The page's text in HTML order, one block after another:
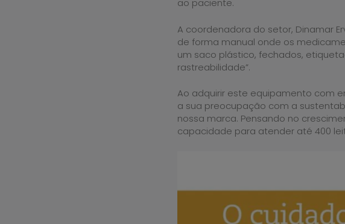
ao paciente.
A coordenadora do setor, Dinamar
de forma manual onde os
um saco plástico, fechados,
rastreabilidade”.
Ao adquirir este equipamento com
a sua preocupação com a
nossa marca. Pensando no
capacidade para atender até 400